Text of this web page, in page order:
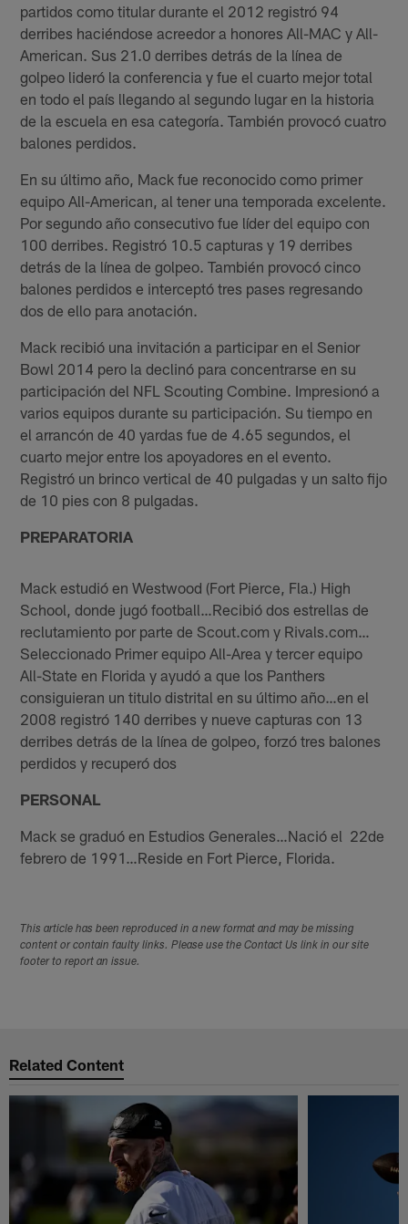
partidos como titular durante el 2012 registró 94
derribes haciéndose acreedor a honores All-MAC y All-
American. Sus 21.0 derribes detrás de la línea de
golpeo lideró la conferencia y fue el cuarto mejor total
en todo el país llegando al segundo lugar en la historia
de la escuela en esa categoría. También provocó cuatro
balones perdidos.
En su último año, Mack fue reconocido como primer
equipo All-American, al tener una temporada excelente.
Por segundo año consecutivo fue líder del equipo con
100 derribes. Registró 10.5 capturas y 19 derribes
detrás de la línea de golpeo. También provocó cinco
balones perdidos e interceptó tres pases regresando
dos de ello para anotación.
Mack recibió una invitación a participar en el Senior
Bowl 2014 pero la declinó para concentrarse en su
participación del NFL Scouting Combine. Impresionó a
varios equipos durante su participación. Su tiempo en
el arrancón de 40 yardas fue de 4.65 segundos, el
cuarto mejor entre los apoyadores en el evento.
Registró un brinco vertical de 40 pulgadas y un salto fijo
de 10 pies con 8 pulgadas.
PREPARATORIA
Mack estudió en Westwood (Fort Pierce, Fla.) High
School, donde jugó football…Recibió dos estrellas de
reclutamiento por parte de Scout.com y Rivals.com…
Seleccionado Primer equipo All-Area y tercer equipo
All-State en Florida y ayudó a que los Panthers
consiguieran un titulo distrital en su último año…en el
2008 registró 140 derribes y nueve capturas con 13
derribes detrás de la línea de golpeo, forzó tres balones
perdidos y recuperó dos
PERSONAL
Mack se graduó en Estudios Generales…Nació el 22de
febrero de 1991…Reside en Fort Pierce, Florida.
This article has been reproduced in a new format and may be missing
content or contain faulty links. Please use the Contact Us link in our site
footer to report an issue.
Related Content